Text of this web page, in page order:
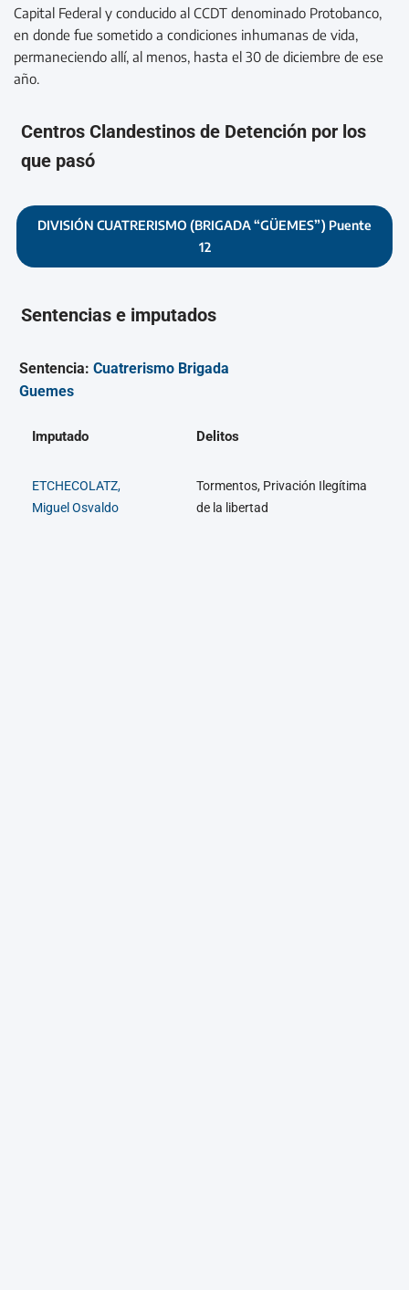
Capital Federal y conducido al CCDT denominado Protobanco,
en donde fue sometido a condiciones inhumanas de vida,
permaneciendo allí, al menos, hasta el 30 de diciembre de ese
año.
Centros Clandestinos de Detención por los
que pasó
DIVISIÓN CUATRERISMO (BRIGADA “GÜEMES”) Puente
12
Sentencias e imputados
Sentencia: Cuatrerismo Brigada
Guemes
Imputado Delitos
ETCHECOLATZ,
Miguel Osvaldo
Tormentos, Privación Ilegítima
de la libertad